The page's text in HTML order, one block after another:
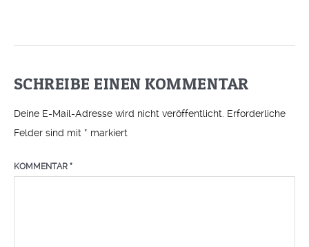
SCHREIBE EINEN KOMMENTAR
Deine E-Mail-Adresse wird nicht veröffentlicht. Erforderliche
Felder sind mit * markiert
KOMMENTAR *